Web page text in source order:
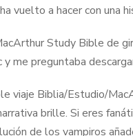
vuelto a hacer con una
Study Bible de
me preguntaba
viaje Biblia/Estudio/
brille. Si eres
de los vampiros